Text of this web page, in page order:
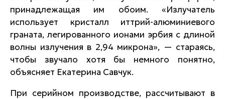
принадлежащая им обоим. «Излучатель
использует кристалл иттрий-алюминиевого
граната, легированного ионами эрбия с длиной
волны излучения в 2,94 микрона», — стараясь,
чтобы звучало хотя бы немного понятно,
объясняет Екатерина Савчук.
При серийном производстве, рассчитывают в